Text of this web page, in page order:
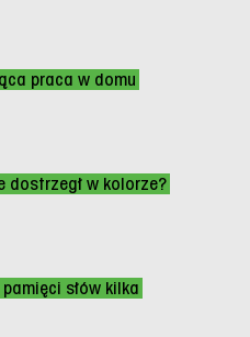
praca w domu
dostrzegł w kolorze?
słów kilka